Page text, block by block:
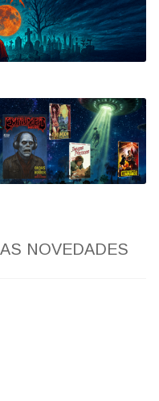
NOVEDADES